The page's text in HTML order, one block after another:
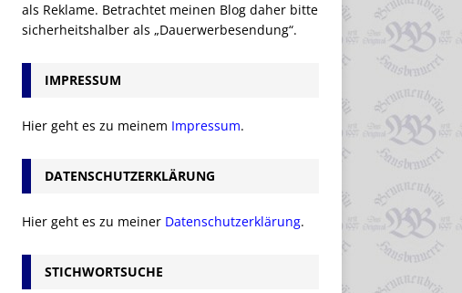
als Reklame. Betrachtet meinen Blog daher bitte
sicherheitshalber als „Dauerwerbesendung“.
IMPRESSUM
Hier geht es zu meinem Impressum.
DATENSCHUTZERKLÄRUNG
Hier geht es zu meiner Datenschutzerklärung.
STICHWORTSUCHE